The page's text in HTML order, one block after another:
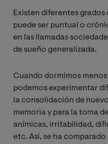
Existen diferentes
puede ser puntual o
en las llamadas
de sueño generalizada.
Cuando dormimos
podemos experimentar
la consolidación de
memoria y para la toma
anímicas, irritabilidad,
etc. Así, se ha